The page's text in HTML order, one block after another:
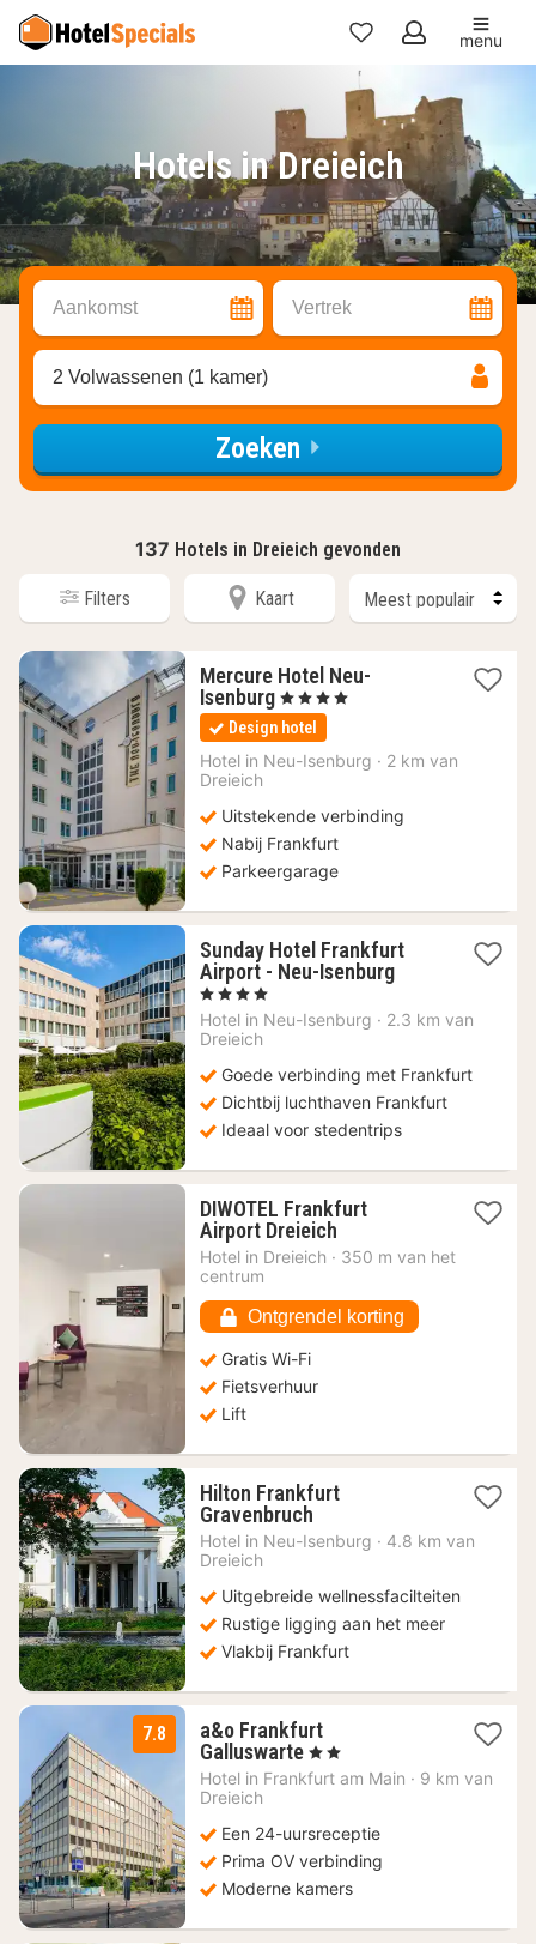
Mijn
favorieten
menu
Hotels in Dreieich
Aankomst Vertrek
2 Volwassenen (1 kamer)
Zoeken
137 Hotels in Dreieich gevonden
Filters Kaart
Mercure Hotel Neu-
Isenburg 1
nacht
vanaf
88,50
, 4 Sterren
Design hotel
Hotel in Neu-Isenburg · 2 km van
Dreieich
Uitstekende verbinding
Nabij Frankfurt
Parkeergarage
Sunday Hotel Frankfurt
Airport - Neu-Isenburg1
vanaf
, 4 Sterren
Hotel in Neu-Isenburg · 2.3 km van
Dreieich
Goede verbinding met Frankfurt
Dichtbij luchthaven Frankfurt
Ideaal voor stedentrips
DIWOTEL Frankfurt
Airport Dreieich1
nacht
€
Hotel in Dreieich · 350 m van het
centrum
Ontgrendel korting
Gratis Wi-Fi
Fietsverhuur
Lift
Hilton Frankfurt
Gravenbruch1
nacht
vanaf
€
Hotel in Neu-Isenburg · 4.8 km van
Dreieich
Uitgebreide wellnessfacilteiten
Rustige ligging aan het meer
Vlakbij Frankfurt
7.8
a&o Frankfurt
Galluswarte 2
nachten
€
, 2 Sterren
Hotel in Frankfurt am Main · 9 km van
Dreieich
Een 24-uursreceptie
Prima OV verbinding
Moderne kamers